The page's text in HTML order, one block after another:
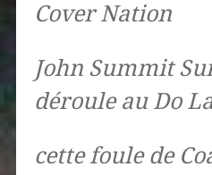
Cover Nation
John Summit
déroule au Do
cette foule de